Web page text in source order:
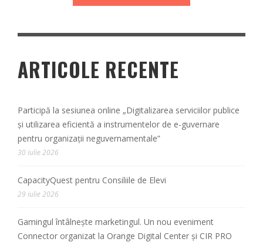
ARTICOLE RECENTE
Participă la sesiunea online „Digitalizarea serviciilor publice
și utilizarea eficientă a instrumentelor de e-guvernare
pentru organizații neguvernamentale”
30 iulie 2026
CapacityQuest pentru Consiliile de Elevi
29 iulie 2026
Gamingul întâlnește marketingul. Un nou eveniment
Connector organizat la Orange Digital Center și CIR PRO